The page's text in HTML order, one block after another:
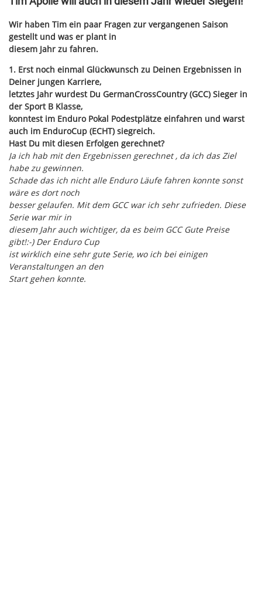
Wir haben Tim ein paar Fragen zur vergangenen Saison
gestellt und was er plant in
diesem Jahr zu fahren.
1. Erst noch einmal Glückwunsch zu Deinen Ergebnissen in
Deiner jungen Karriere,
letztes Jahr wurdest Du GermanCrossCountry (GCC) Sieger in
der Sport B Klasse,
konntest im Enduro Pokal Podestplätze einfahren und warst
auch im EnduroCup (ECHT) siegreich.
Hast Du mit diesen Erfolgen gerechnet?
Ja ich hab mit den Ergebnissen gerechnet , da ich das Ziel
habe zu gewinnen.
Schade das ich nicht alle Enduro Läufe fahren konnte sonst
wäre es dort noch
besser gelaufen. Mit dem GCC war ich sehr zufrieden. Diese
Serie war mir in
diesem Jahr auch wichtiger, da es beim GCC Gute Preise
gibt!:-) Der Enduro Cup
ist wirklich eine sehr gute Serie, wo ich bei einigen
Veranstaltungen an den
Start gehen konnte.